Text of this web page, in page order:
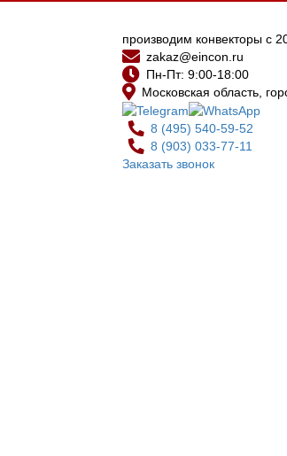
производим конвекторы с
zakaz@eincon.ru
Пн-Пт: 9:00-18:00
Московская область,
8 (495) 540-59-52
8 (903) 033-77-11
Заказать звонок